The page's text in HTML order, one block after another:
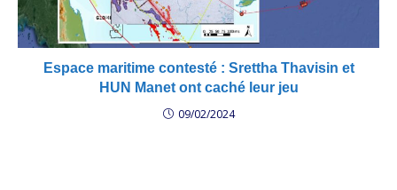
Espace maritime contesté : Srettha Thavisin et
HUN Manet ont caché leur jeu
09/02/2024